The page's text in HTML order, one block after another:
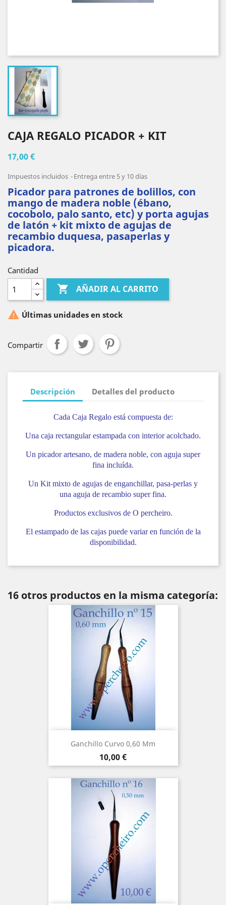
CAJA REGALO PICADOR + KIT
17,00 €
Impuestos incluidos Entrega entre 5 y 10 días
Picador para patrones de bolillos, con
mango de madera noble (ébano,
cocobolo, palo santo, etc) y porta agujas
de latón + kit mixto de agujas de
recambio duquesa, pasaperlas y
picadora.
Cantidad
 AÑADIR AL CARRITO
 Últimas unidades en stock
Compartir
Descripción Detalles del producto
Cada Caja Regalo está compuesta de:
Una caja rectangular estampada con interior acolchado.
Un picador artesano, de madera noble, con aguja super
fina incluída.
Un Kit mixto de agujas de enganchillar, pasa-perlas y
una aguja de recambio super fina.
Productos exclusivos de O percheiro.
El estampado de las cajas puede variar en función de la
disponibilidad.
16 otros productos en la misma categoría:
Ganchillo Curvo 0,60 Mm
Precio
10,00 €